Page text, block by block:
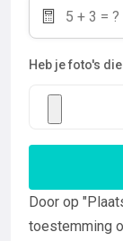
Heb je foto's
Door op
toestemming